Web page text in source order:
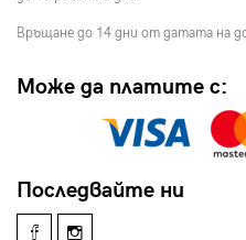
Връщане до 14 дни от датата на
Може да платите с:
Последвайте ни